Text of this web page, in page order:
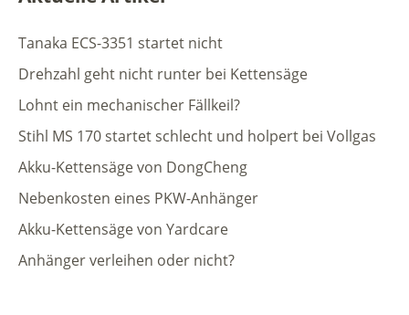
Tanaka ECS-3351 startet nicht
Drehzahl geht nicht runter bei Kettensäge
Lohnt ein mechanischer Fällkeil?
Stihl MS 170 startet schlecht und holpert bei Vollgas
Akku-Kettensäge von DongCheng
Nebenkosten eines PKW-Anhänger
Akku-Kettensäge von Yardcare
Anhänger verleihen oder nicht?